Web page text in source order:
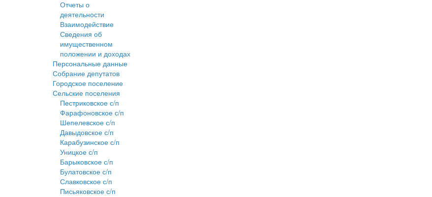
Отчеты о
деятельности
Взаимодействие
Сведения об
имущественном
положении и доходах
Персональные данные
Собрание депутатов
Городское поселение
Сельские поселения
Пестриковское с/п
Фарафоновское с/п
Шепелевское с/п
Давыдовское с/п
Карабузинское с/п
Уницкое с/п
Барыковское с/п
Булатовское с/п
Славковское с/п
Письяковское с/п